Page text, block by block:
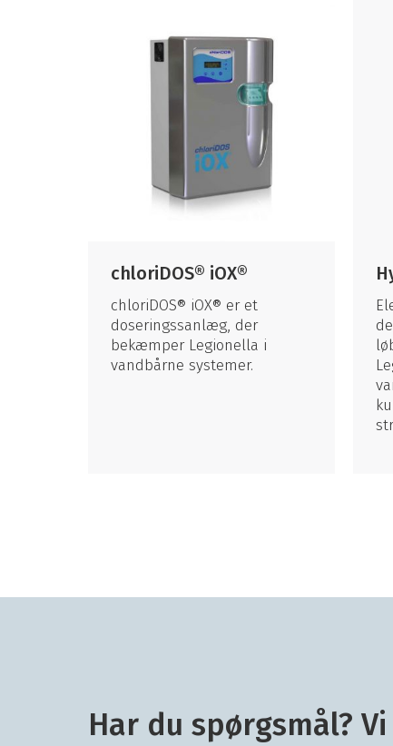
chloriDOS® iOX®
chloriDOS® iOX® er et
doseringssanlæg, der
bekæmper Legionella i
vandbårne systemer.
Har du spørgsmål?